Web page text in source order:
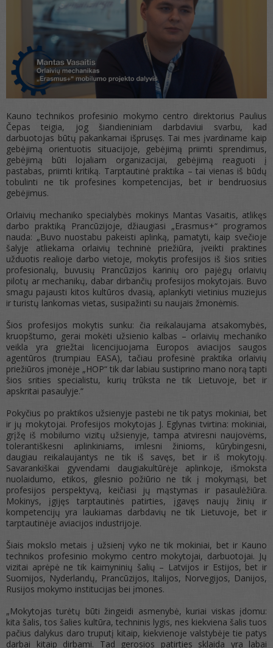
Kauno technikos profesinio mokymo centro direktorius Paulius
Čepas teigia, jog šiandieniniam darbdaviui svarbu, kad
darbuotojas būtų pakankamai išprusęs. Tai mes įvardiname kaip
gebėjimą orientuotis situacijoje, gebėjimą priimti sprendimus,
gebėjimą būti lojaliam organizacijai, gebėjimą reaguoti į
pastabas, priimti kritiką. Tarptautinė praktika – tai vienas iš būdų
tobulinti ne tik profesines kompetencijas, bet ir bendruosius
gebėjimus.
Orlaivių mechaniko specialybės mokinys Mantas Vasaitis, atlikęs
darbo praktiką Prancūzijoje, džiaugiasi „Erasmus+“ programos
nauda: „Buvo nuostabu pakeisti aplinką, pamatyti, kaip svečioje
šalyje atliekama orlaivių techninė priežiūra, įveikti praktines
užduotis realioje darbo vietoje, mokytis profesijos iš šios srities
profesionalų, buvusių Prancūzijos karinių oro pajėgų orlaivių
pilotų ar mechanikų, dabar dirbančių profesijos mokytojais. Buvo
smagu pajausti kitos kultūros dvasią, aplankyti vietinius muziejus
ir turistų lankomas vietas, susipažinti su naujais žmonėmis.
Šios profesijos mokytis sunku: čia reikalaujama atsakomybės,
kruopštumo, gerai mokėti užsienio kalbas – orlaivių mechaniko
veikla yra griežtai licencijuojama Europos aviacijos saugos
agentūros (trumpiau EASA), tačiau profesinė praktika orlaivių
priežiūros įmonėje „HOP“ tik dar labiau sustiprino mano norą tapti
šios srities specialistu, kurių trūksta ne tik Lietuvoje, bet ir
apskritai pasaulyje.“
Pokyčius po praktikos užsienyje pastebi ne tik patys mokiniai, bet
ir jų mokytojai. Profesijos mokytojas J. Eglynas tvirtina: mokiniai,
grįžę iš mobilumo vizitų užsienyje, tampa atviresni naujovėms,
tolerantiškesni aplinkiniams, imlesni žinioms, kūrybingesni,
daugiau reikalaujantys ne tik iš savęs, bet ir iš mokytojų.
Savarankiškai gyvendami daugiakultūrėje aplinkoje, išmoksta
nuolaidumo, etikos, gilesnio požiūrio ne tik į mokymąsi, bet
profesijos perspektyvą, keičiasi jų mąstymas ir pasaulėžiūra.
Mokinys, įgijęs tarptautinės patirties, įgavęs naujų žinių ir
kompetencijų yra laukiamas darbdavių ne tik Lietuvoje, bet ir
tarptautinėje aviacijos industrijoje.
Šiais mokslo metais į užsienį vyko ne tik mokiniai, bet ir Kauno
technikos profesinio mokymo centro mokytojai, darbuotojai. Jų
vizitai aprėpė ne tik kaimyninių šalių – Latvijos ir Estijos, bet ir
Suomijos, Nyderlandų, Prancūzijos, Italijos, Norvegijos, Danijos,
Rusijos mokymo institucijas bei įmones.
„Mokytojas turėtų būti žingeidi asmenybė, kuriai viskas įdomu:
kita šalis, tos šalies kultūra, techninis lygis, nes kiekviena šalis tuos
pačius dalykus daro truputį kitaip, kiekvienoje valstybėje tie patys
darbai kitaip dirbami. Tad gerosios patirties sklaida yra labai